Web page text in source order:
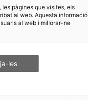
Horizon
pàgines que visites, els
al web. Aquesta informació
al web i millorar-ne
les